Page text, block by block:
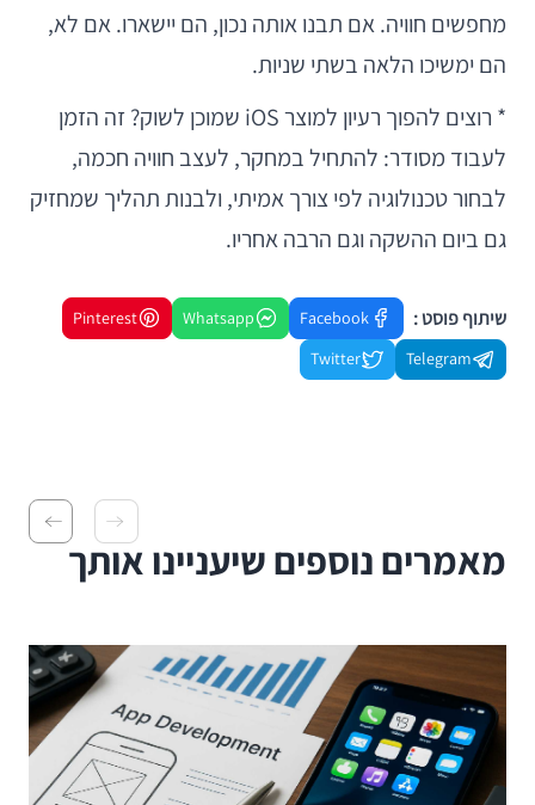
מחפשים חוויה. אם תבנו אותה נכון, הם יישארו. אם לא,
הם ימשיכו הלאה בשתי שניות.
* רוצים להפוך רעיון למוצר iOS שמוכן לשוק? זה הזמן
לעבוד מסודר: להתחיל במחקר, לעצב חוויה חכמה,
לבחור טכנולוגיה לפי צורך אמיתי, ולבנות תהליך שמחזיק
גם ביום ההשקה וגם הרבה אחריו.
שיתוף פוסט : Facebook
Whatsapp
Pinterest
Telegram
Twitter
מאמרים נוספים שיעניינו אותך